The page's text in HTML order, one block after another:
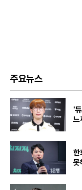
주요뉴스
'
느
한
못